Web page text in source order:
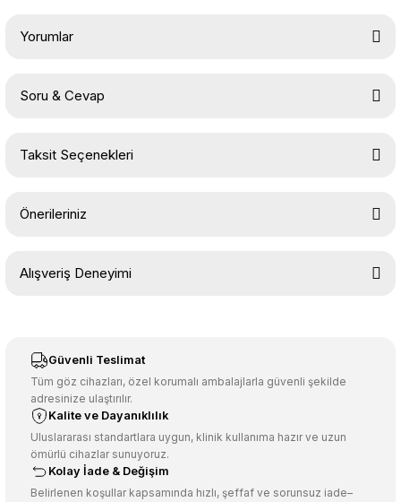
Yorumlar
Soru & Cevap
Taksit Seçenekleri
Önerileriniz
konularda yetersiz gördüğünüz noktaları öneri formunu kullanarak
Ürün resmi kalitesiz, bozuk veya görüntülenemiyor.
Ürün açıklamasında eksik bilgiler bulunuyor.
Ürün bilgilerinde hatalar bulunuyor.
Ürün fiyatı diğer sitelerden daha pahalı.
Bu ürüne benzer farklı alternatifler olmalı.
Alışveriş Deneyimi
Güvenli Teslimat
Tüm göz cihazları, özel korumalı ambalajlarla güvenli şekilde
adresinize ulaştırılır.
Kalite ve Dayanıklılık
Uluslararası standartlara uygun, klinik kullanıma hazır ve uzun
ömürlü cihazlar sunuyoruz.
Kolay İade & Değişim
Belirlenen koşullar kapsamında hızlı, şeffaf ve sorunsuz iade–